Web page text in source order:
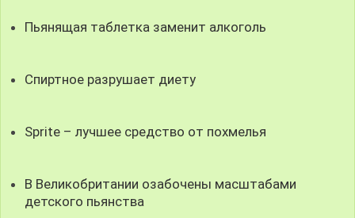
Пьянящая таблетка заменит алкоголь
Спиртное разрушает диету
Sprite – лучшее средство от похмелья
В Великобритании озабочены масштабами
детского пьянства